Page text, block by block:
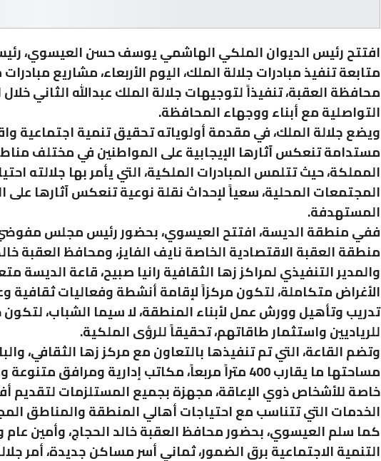
افتتح رئيس الديوان الملكي الهاشمي يوسف حسن العيسوي،
متابعة تنفيذ مبادرات جلالة الملك، اليوم الأربعاء، مشاريع
محافظة العقبة، تنفيذاً لتوجيهات جلالة الملك عبدالله الثاني خلال
التواصلية مع أبناء ووجهاء المحافظة.
ويضع جلالة الملك، في مقدمة أولوياته تحقيق تنمية اجتماعية
مستدامة تنعكس آثارها الإيجابية على المواطنين في مختلف
المملكة، حيث تتلمس المبادرات الملكية، التي يأمر بها جلالته
المجتمعات المحلية، سعياً لإحداث نقلة نوعية تنعكس آثارها على
المستهدفة.
ففي منطقة الديسة، افتتح العيسوي، بحضور رئيس مجلس
منطقة العقبة الاقتصادية الخاصة نايف الفايز، ومحافظ العقبة
والمدير التنفيذي لمراكز زها الثقافية رانيا صبيح، قاعة الديسة
الأغراض متكاملة، لتكون مركزاً لإقامة أنشطة وفعاليات ثقافية
تدريب وتأهيل وورش عمل لأبناء المنطقة، لا سيما الشباب،
للرياديين واستثمار طاقاتهم، تحقيقاً للرؤى الملكية.
وتضم القاعة، التي تم تنفيذها بالتعاون مع مركز زها الثقافي،
مساحتها ما يقارب 400 متراً مربعاً، مكاتب إدارية ومرافق
خاصة للأشخاص ذوي الإعاقة، مجهزة بجميع المستلزمات لتقديم
الخدمات التي تتناسب مع احتياجات أهالي المنطقة والمناطق
كما سلم العيسوي، بحضور محافظ العقبة خالد الحجاج، وأمين عام
التنمية الاجتماعية برق الضمور، ثماني أسر مساكن جديدة، أمر